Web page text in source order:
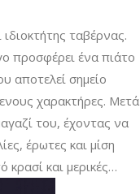
ταβέρνας.
προσφέρει ένα πιάτο
αποτελεί σημείο
χαρακτήρες. Μετά
του, έχοντας να
έρωτες και μίση
και μερικές…